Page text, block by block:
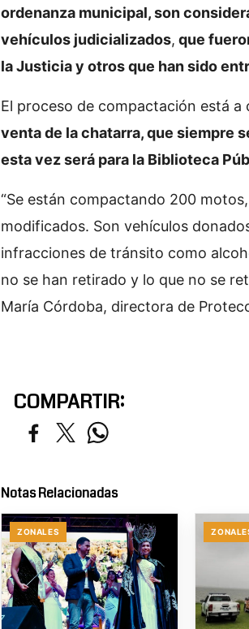
ordenanza municipal, son
vehículos judicializados, que
la Justicia y otros que han sido
El proceso de compactación está a
venta de la chatarra, que siempre
esta vez será para la Biblioteca
“Se están compactando 200
modificados. Son vehículos
infracciones de tránsito como
no se han retirado y lo que no se
María Córdoba, directora de
COMPARTIR:
Notas Relacionadas
ZONALES